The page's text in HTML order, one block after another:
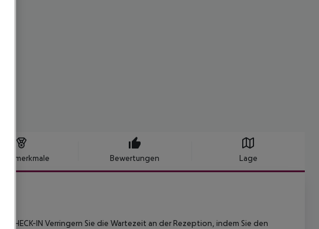
Bewertungen Lage
CHECK-IN Verringern Sie die Wartezeit an der Rezeption, indem Sie den